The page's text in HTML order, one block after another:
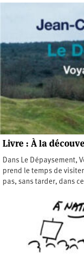
Livre : À la
Dans Le Dépaysement,
prend le temps de
pas, sans tarder, dans